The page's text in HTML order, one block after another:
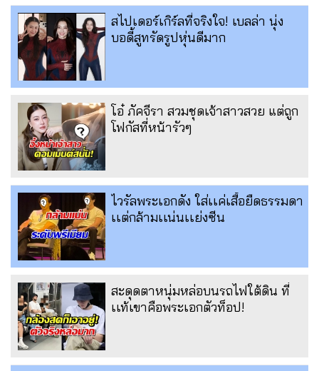
สไปเดอร์เกิร์ลที่จริงใจ! เบลล่า นุ่ง
บอดี้สูทรัดรูปหุ่นดีมาก
โอ๋ ภัคจีรา สวมชุดเจ้าสาวสวย แต่ถูก
โฟกัสที่หน้ารัวๆ
ไวรัลพระเอกดัง ใส่เเค่เสื้อยืดธรรมดา
เเต่กล้ามเเน่นเเย่งซีน
สะดุดตาหนุ่มหล่อบนรถไฟใต้ดิน ที่
เเท้เขาคือพระเอกตัวท็อป!